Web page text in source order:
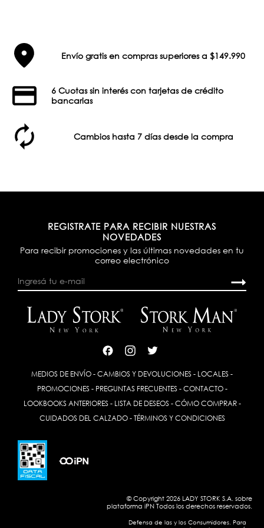
Envío gratis en compras superiores a $149.990
6 Cuotas sin interés con tarjetas de crédito
bancarias
Cambios hasta 7 días desde la compra
REGISTRATE PARA RECIBIR NUESTRAS
NOVEDADES
Para recibir promociones y las últimas novedades en tu
correo electrónico
MEDIOS DE ENVÍO - CAMBIOS Y DEVOLUCIONES - LOCALES -
PROMOCIONES- PREGUNTAS FRECUENTES- CONTACTO-
LOOKBOOKS ANTERIORES- LISTA DE DESEOS- CÓMO COMPRAR-
CUIDADOS DEL CALZADO- TÉRMINOS Y CONDICIONES
© Copyright 2026 LADY STORK S.A. sobre
plataforma iPN Todos los derechos reservados.
Defensa de las y los Consumidores. Para